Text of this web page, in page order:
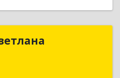
Светлана